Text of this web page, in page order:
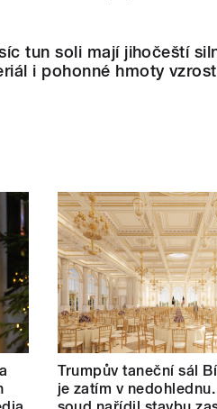
tun soli mají jihočeští
i pohonné hmoty
Trumpův taneční sál
je zatím v